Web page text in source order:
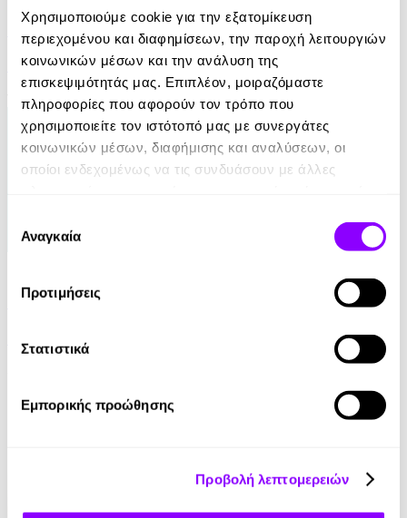
Χρησιμοποιούμε cookie για την εξατομίκευση
περιεχομένου και διαφημίσεων, την παροχή λειτουργιών
κοινωνικών μέσων και την ανάλυση της
επισκεψιμότητάς μας. Επιπλέον, μοιραζόμαστε
πληροφορίες που αφορούν τον τρόπο που
χρησιμοποιείτε τον ιστότοπό μας με συνεργάτες
κοινωνικών μέσων, διαφήμισης και αναλύσεων, οι
οποίοι ενδεχομένως να τις συνδυάσουν με άλλες
των υπηρεσιών τους.
συγκατάθεσης
Αναγκαία
Προτιμήσεις
Στατιστικά
Εμπορικής προώθησης
Προβολή λεπτομερειών
Για μια Υπέροχη Ζωή
Robin Sharma
14.90€
21 Ευκαιρίες να ξεπεράσεις τον εαυτό σου
Theresa Cheung